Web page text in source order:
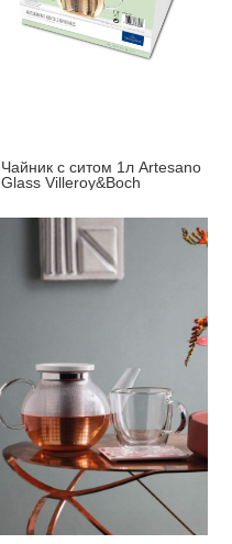
Чайник с ситом 1л Artesano
Glass Villeroy&Boch